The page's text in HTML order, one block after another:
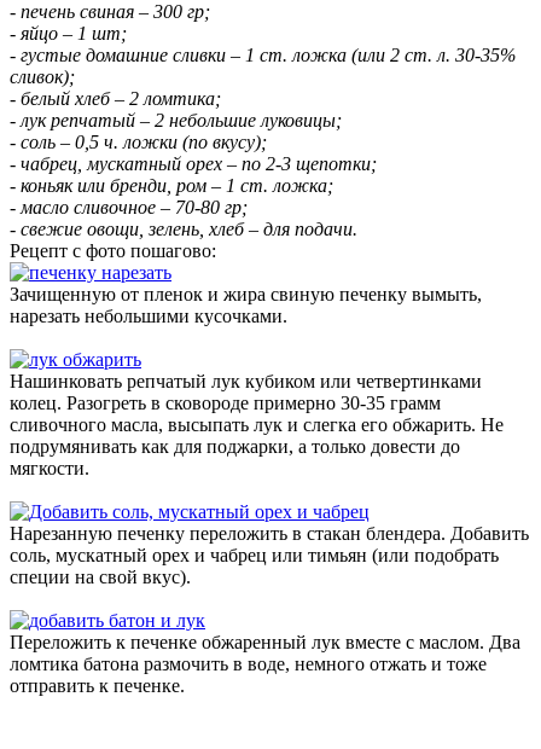
- печень свиная – 300 гр;
- яйцо – 1 шт;
- густые домашние сливки – 1 ст. ложка (или 2 ст. л. 30-35%
сливок);
- белый хлеб – 2 ломтика;
- лук репчатый – 2 небольшие луковицы;
- соль – 0,5 ч. ложки (по вкусу);
- чабрец, мускатный орех – по 2-3 щепотки;
- коньяк или бренди, ром – 1 ст. ложка;
- масло сливочное – 70-80 гр;
- свежие овощи, зелень, хлеб – для подачи.
Рецепт с фото пошагово:
Зачищенную от пленок и жира свиную печенку вымыть,
нарезать небольшими кусочками.
Нашинковать репчатый лук кубиком или четвертинками
колец. Разогреть в сковороде примерно 30-35 грамм
сливочного масла, высыпать лук и слегка его обжарить. Не
подрумянивать как для поджарки, а только довести до
мягкости.
Нарезанную печенку переложить в стакан блендера. Добавить
соль, мускатный орех и чабрец или тимьян (или подобрать
специи на свой вкус).
Переложить к печенке обжаренный лук вместе с маслом. Два
ломтика батона размочить в воде, немного отжать и тоже
отправить к печенке.